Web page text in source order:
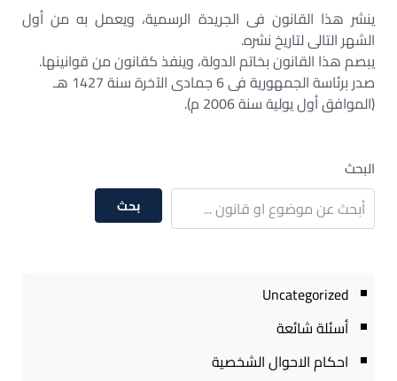
ينشر هذا القانون فى الجريدة الرسمية، ويعمل به من أول
الشهر التالى لتاريخ نشره.
يبصم هذا القانون بخاتم الدولة، وينفذ كقانون من قوانينها.
صدر برئاسة الجمهورية فى 6 جمادى الآخرة سنة 1427 هـ
(الموافق أول يولية سنة 2006 م).
البحث
بحث
Uncategorized
أسئلة شائعة
احكام الاحوال الشخصية